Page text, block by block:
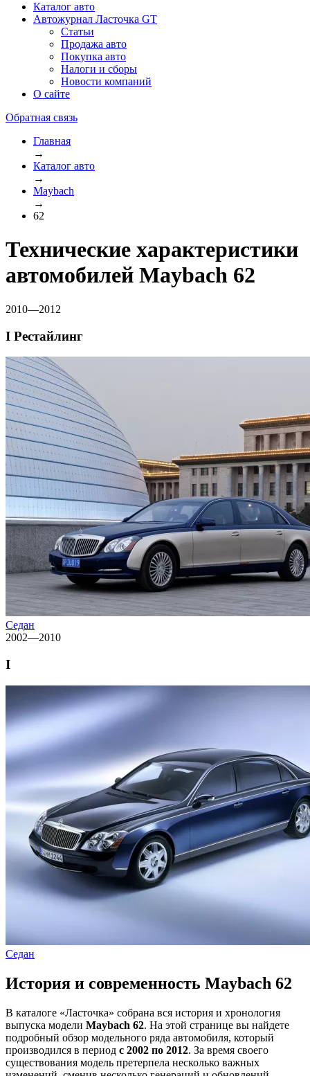
Каталог авто
Автожурнал Ласточка GT
Статьи
Продажа авто
Покупка авто
Налоги и сборы
Новости компаний
О сайте
Обратная связь
Главная
→
Каталог авто
→
Maybach
→
62
Технические характеристики
автомобилей Maybach 62
2010—2012
I Рестайлинг
Седан
2002—2010
I
Седан
История и современность Maybach 62
В каталоге «Ласточка» собрана вся история и хронология
выпуска модели Maybach 62. На этой странице вы найдете
подробный обзор модельного ряда автомобиля, который
производился в период с 2002 по 2012. За время своего
существования модель претерпела несколько важных